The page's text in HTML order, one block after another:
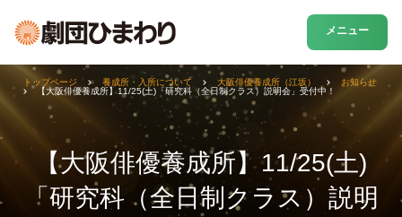
メニュー
【大阪俳優養成所】11/25(土)
「研究科（全日制クラス）説明
トップページ 養成所・入所について 大阪俳優養成所（江坂）
お知らせ
【大阪俳優養成所】11/25(土)「研究科（全日制クラス）説明会」受付中！